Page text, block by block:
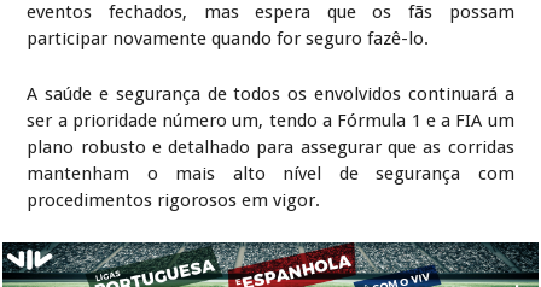
eventos fechados, mas espera que os fãs possam
participar novamente quando for seguro fazê-lo.
A saúde e segurança de todos os envolvidos continuará a
ser a prioridade número um, tendo a Fórmula 1 e a FIA um
plano robusto e detalhado para assegurar que as corridas
mantenham o mais alto nível de segurança com
procedimentos rigorosos em vigor.